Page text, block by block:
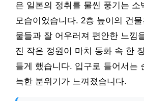
은 일본의 정취를 물씬 풍기는 소
모습이었습니다. 2층 높이의 건
물들과 잘 어우러져 편안한 느낌
진 작은 정원이 마치 동화 속 한
들게 했습니다. 입구로 들어서는
늑한 분위기가 느껴졌습니다.